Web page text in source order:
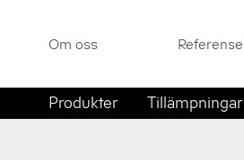
Om oss
Produkter
Tillämpningar